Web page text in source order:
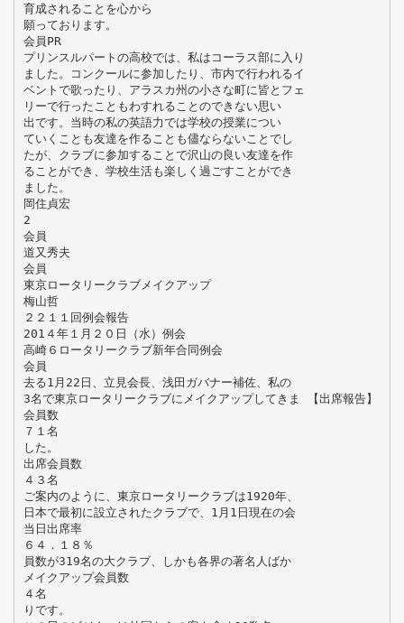
育成されることを心から
願っております。
会員PR
プリンスルパートの高校では、私はコーラス部に入り
ました。コンクールに参加したり、市内で行われるイ
ベントで歌ったり、アラスカ州の小さな町に皆とフェ
リーで行ったこともわすれることのできない思い
出です。当時の私の英語力では学校の授業につい
ていくことも友達を作ることも儘ならないことでし
たが、クラブに参加することで沢山の良い友達を作
ることができ、学校生活も楽しく過ごすことができ
ました。
岡住貞宏
2
会員
道又秀夫
会員
東京ロータリークラブメイクアップ
梅山哲
２２１１回例会報告
201４年１月２０日（水）例会
高崎６ロータリークラブ新年合同例会
会員
去る1月22日、立見会長、浅田ガバナー補佐、私の
3名で東京ロータリークラブにメイクアップしてきま 【出席報告】
会員数
７１名
した。
出席会員数
４３名
ご案内のように、東京ロータリークラブは1920年、
日本で最初に設立されたクラブで、1月1日現在の会
当日出席率
６４．１８％
員数が319名の大クラブ、しかも各界の著名人ばか
メイクアップ会員数
４名
りです。